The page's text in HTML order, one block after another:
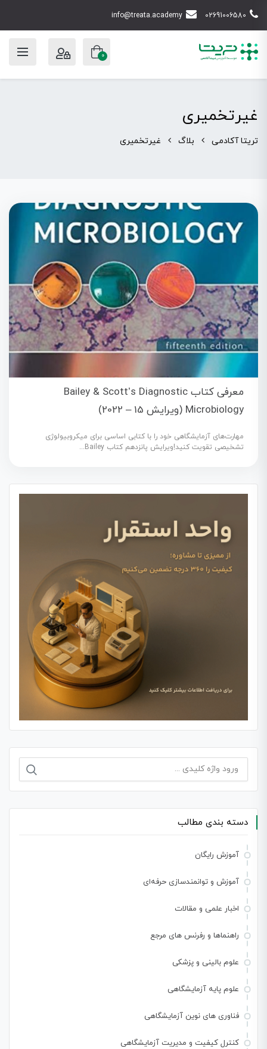
02691006580
info@treata.academy
0
غیرتخمیری
تریتا آکادمی بلاگ غیرتخمیری
معرفی کتاب Bailey & Scott’s Diagnostic
Microbiology (ویرایش 15 – 2022)
مهارت‌های آزمایشگاهی خود را با کتابی اساسی برای میکروبیولوژی
تشخیصی تقویت کنید!ویرایش پانزدهم کتاب Bailey...
جستجو
برای:
دسته بندی مطالب
آموزش رایگان
آموزش و توانمندسازی حرفه‌ای
اخبار علمی و مقالات
راهنماها و رفرنس های مرجع
علوم بالینی و پزشکی
علوم پایه آزمایشگاهی
فناوری های نوین آزمایشگاهی
کنترل کیفیت و مدیریت آزمایشگاهی